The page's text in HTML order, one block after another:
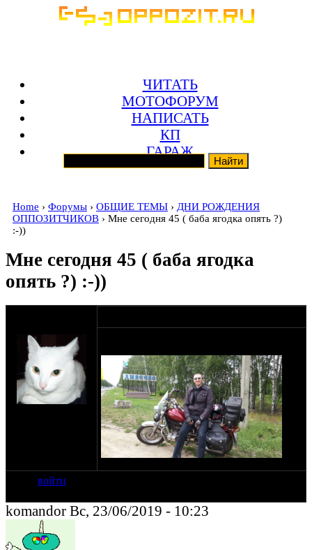
ЧИТАТЬ
МОТОФОРУМ
НАПИСАТЬ
КП
ГАРАЖ
Home › Форумы › ОБЩИЕ ТЕМЫ › ДНИ РОЖДЕНИЯ
ОППОЗИТЧИКОВ › Мне сегодня 45 ( баба ягодка опять ?)
:-))
Мне сегодня 45 ( баба ягодка
опять ?) :-))
войти
komandor Вс, 23/06/2019 - 10:23